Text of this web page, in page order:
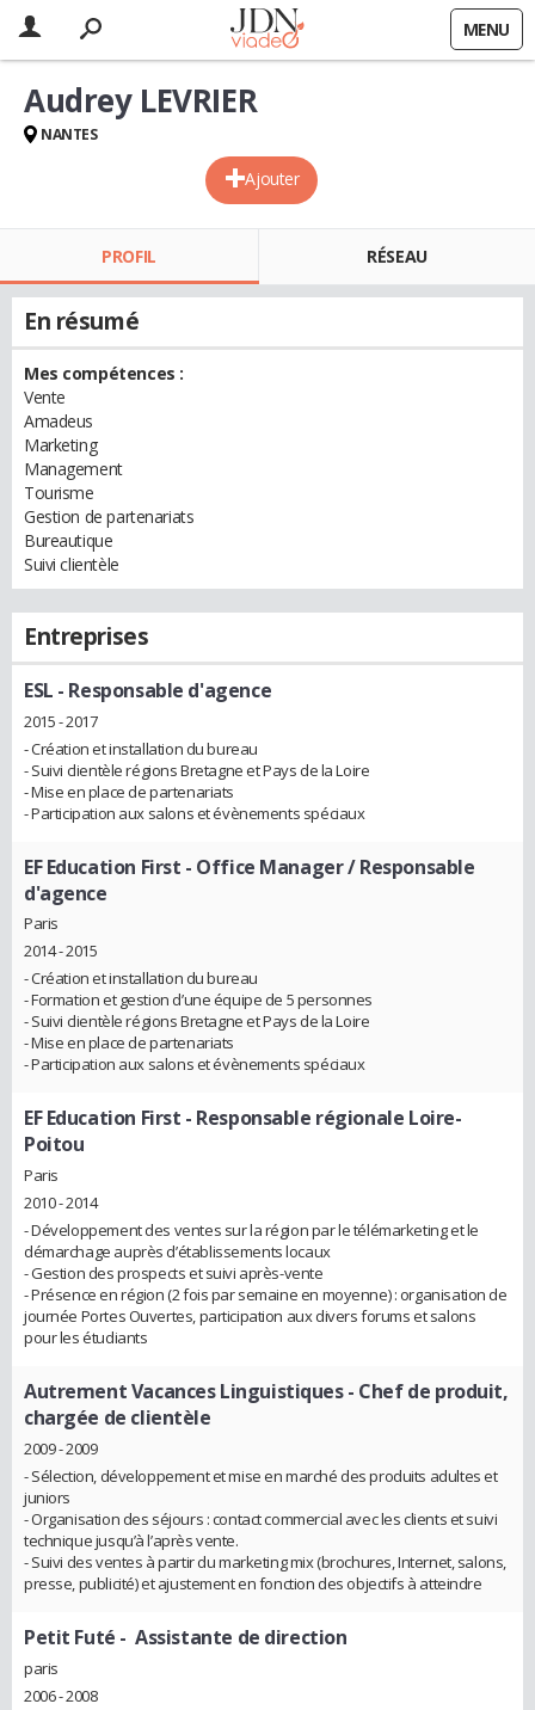
MENU
Ajouter
Audrey LEVRIER
NANTES
PROFIL RÉSEAU
En résumé
Mes compétences :
Vente
Amadeus
Marketing
Management
Tourisme
Gestion de partenariats
Bureautique
Suivi clientèle
Entreprises
ESL - Responsable d'agence
2015 - 2017
- Création et installation du bureau
- Suivi clientèle régions Bretagne et Pays de la Loire
- Mise en place de partenariats
- Participation aux salons et évènements spéciaux
EF Education First - Office Manager / Responsable
d'agence
Paris
2014 - 2015
- Création et installation du bureau
- Formation et gestion d’une équipe de 5 personnes
- Suivi clientèle régions Bretagne et Pays de la Loire
- Mise en place de partenariats
- Participation aux salons et évènements spéciaux
EF Education First - Responsable régionale Loire-
Poitou
Paris
2010 - 2014
- Développement des ventes sur la région par le télémarketing et le
démarchage auprès d’établissements locaux
- Gestion des prospects et suivi après-vente
- Présence en région (2 fois par semaine en moyenne) : organisation de
journée Portes Ouvertes, participation aux divers forums et salons
pour les étudiants
Autrement Vacances Linguistiques- Chef de produit,
chargée de clientèle
2009 - 2009
- Sélection, développement et mise en marché des produits adultes et
juniors
- Organisation des séjours : contact commercial avec les clients et suivi
technique jusqu’à l’après vente.
- Suivi des ventes à partir du marketing mix (brochures, Internet, salons,
presse, publicité) et ajustement en fonction des objectifs à atteindre
Petit Futé - Assistante de direction
paris
2006 - 2008